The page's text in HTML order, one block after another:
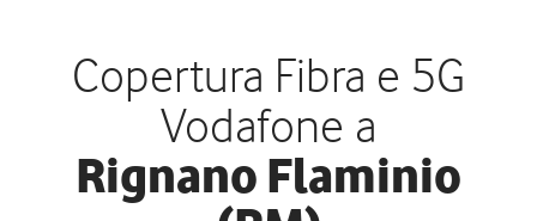
Copertura Fibra e 5G
Vodafone a
Rignano Flaminio